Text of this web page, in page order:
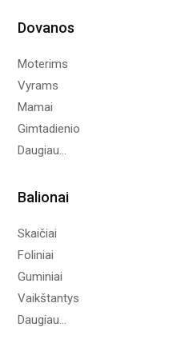
Dovanos
Moterims
Vyrams
Mamai
Gimtadienio
Daugiau...
Balionai
Skaičiai
Foliniai
Guminiai
Vaikštantys
Daugiau...